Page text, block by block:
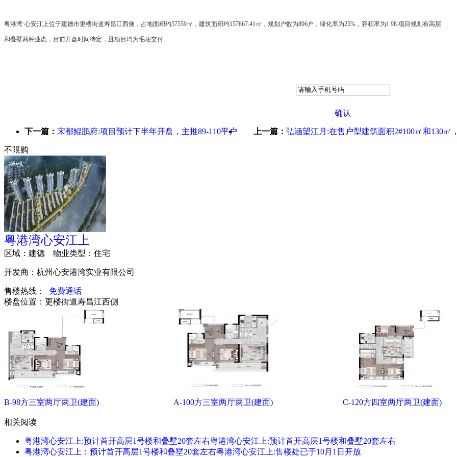
粤港湾·心安江上位于建德市更楼街道寿昌江西侧，占地面积约57559㎡，建筑面积约157867.41㎡，规划户数为896户，绿化率为25%，容积率为1.98.项目规划有高层
和叠墅两种业态，目前开盘时间待定，且项目均为毛坯交付
确认
下一篇： 宋都鲲鹏府:项目预计下半年开盘，主推89-110平户 上一篇： 弘涵望江月:在售户型建筑面积2#100㎡和130㎡
不限购
粤港湾心安江上
区域： 建德 物业类型： 住宅
开发商： 杭州心安港湾实业有限公司
售楼热线：
免费通话
楼盘位置： 更楼街道寿昌江西侧
B-98方三室两厅两卫(建面) A-100方三室两厅两卫(建面) C-120方四室两厅两卫(建面)
相关阅读
粤港湾心安江上:预计首开高层1号楼和叠墅20套左右粤港湾心安江上:预计首开高层1号楼和叠墅20套左右
粤港湾心安江上：预计首开高层1号楼和叠墅20套左右粤港湾心安江上:售楼处已于10月1日开放